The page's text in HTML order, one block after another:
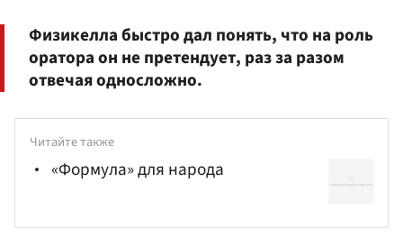
Физикелла быстро дал понять, что на роль
оратора он не претендует, раз за разом
отвечая односложно.
Читайте также
«Формула» для народа